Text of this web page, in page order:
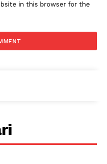
in this browser for the